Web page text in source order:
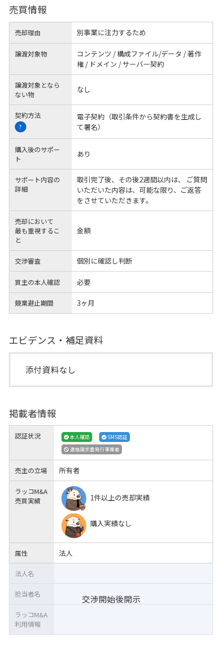
売買情報
売却理由 別事業に注力するため
譲渡対象物
コンテンツ / 構成ファイル/データ / 著作
権 / ドメイン / サーバー契約
譲渡対象となら
ない物
なし
契約方法
?
電子契約（取引条件から契約書を生成し
て署名）
購入後のサポー
ト
あり
サポート内容の
詳細
取引完了後、その後2週間以内は、 ご質問
いただいた内容は、可能な限り、ご返答
をさせていただきます。
売却において
最も重視するこ
と
金額
交渉審査 個別に確認し判断
買主の本人確認 必要
競業避止期間 3ヶ月
エビデンス・補足資料
添付資料なし
掲載者情報
認証状況 本人確認
SMS認証
適格請求書発行事業者
売主の立場 所有者
ラッコM&A
売買実績
1件以上の売却実績
購入実績なし
属性 法人
交渉開始後開示
法人名
担当者名
ラッコM&A
利用情報